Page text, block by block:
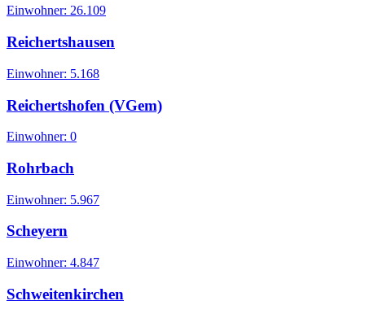
Einwohner: 26.109
Reichertshausen
Einwohner: 5.168
Reichertshofen (VGem)
Einwohner: 0
Rohrbach
Einwohner: 5.967
Scheyern
Einwohner: 4.847
Schweitenkirchen